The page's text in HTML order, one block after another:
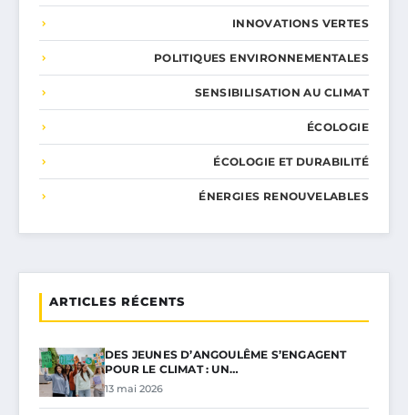
INNOVATIONS VERTES
POLITIQUES ENVIRONNEMENTALES
SENSIBILISATION AU CLIMAT
ÉCOLOGIE
ÉCOLOGIE ET DURABILITÉ
ÉNERGIES RENOUVELABLES
ARTICLES RÉCENTS
DES JEUNES D’ANGOULÊME S’ENGAGENT
POUR LE CLIMAT : UN…
13 mai 2026